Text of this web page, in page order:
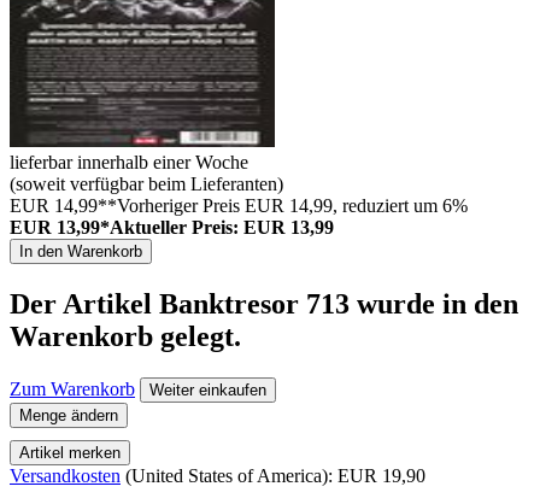
lieferbar innerhalb einer Woche
(soweit verfügbar beim Lieferanten)
EUR 14,99**Vorheriger Preis EUR 14,99, reduziert um 6%
EUR 13,99*Aktueller Preis: EUR 13,99
In den Warenkorb
Der Artikel Banktresor 713 wurde in den
Warenkorb gelegt.
Zum Warenkorb
Weiter einkaufen
Menge ändern
Artikel merken
Versandkosten (United States of America): EUR 19,90